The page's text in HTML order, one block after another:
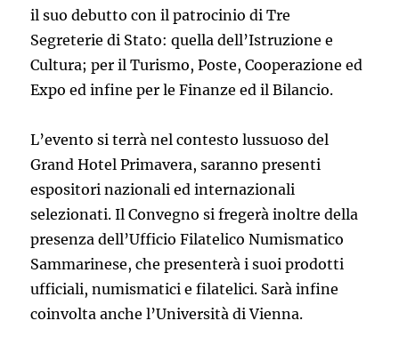
il suo debutto con il patrocinio di Tre
Segreterie di Stato: quella dell’Istruzione e
Cultura; per il Turismo, Poste, Cooperazione ed
Expo ed infine per le Finanze ed il Bilancio.
L’evento si terrà nel contesto lussuoso del
Grand Hotel Primavera, saranno presenti
espositori nazionali ed internazionali
selezionati. Il Convegno si fregerà inoltre della
presenza dell’Ufficio Filatelico Numismatico
Sammarinese, che presenterà i suoi prodotti
ufficiali, numismatici e filatelici. Sarà infine
coinvolta anche l’Università di Vienna.